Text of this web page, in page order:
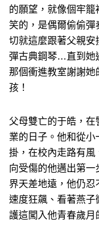
的願望，就像個牢
笑的，是偶爾偷偷彈
切就這麼跟著父親安
彈古典鋼琴…直到她
那個衝進教室謝謝她
孩！
父母雙亡的于皓，
業的日子。他和從
掛，在校內走路有風
向受傷的他邁出第
界天差地遠，他仍
速度狂飆、看著燕子
護這闖入他青春歲